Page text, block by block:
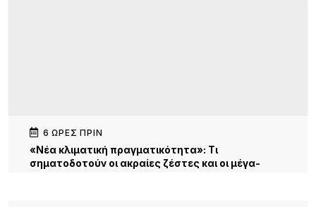
6 ΏΡΕΣ ΠΡΙΝ
«Νέα κλιματική πραγματικότητα»: Τι
σηματοδοτούν οι ακραίες ζέστες και οι μέγα-